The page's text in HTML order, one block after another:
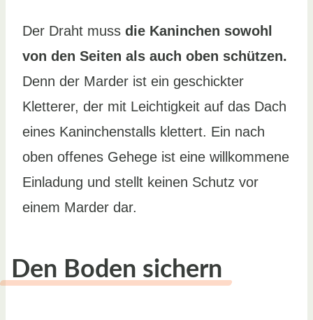
Der Draht muss die Kaninchen sowohl
von den Seiten als auch oben schützen.
Denn der Marder ist ein geschickter
Kletterer, der mit Leichtigkeit auf das Dach
eines Kaninchenstalls klettert. Ein nach
oben offenes Gehege ist eine willkommene
Einladung und stellt keinen Schutz vor
einem Marder dar.
Den Boden sichern